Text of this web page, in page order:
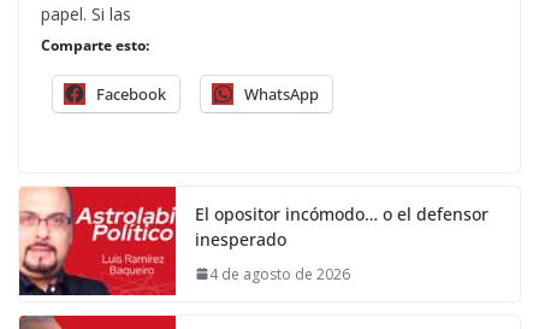
papel. Si las
Comparte esto:
Facebook WhatsApp
El opositor incómodo… o el defensor
inesperado
4 de agosto de 2026